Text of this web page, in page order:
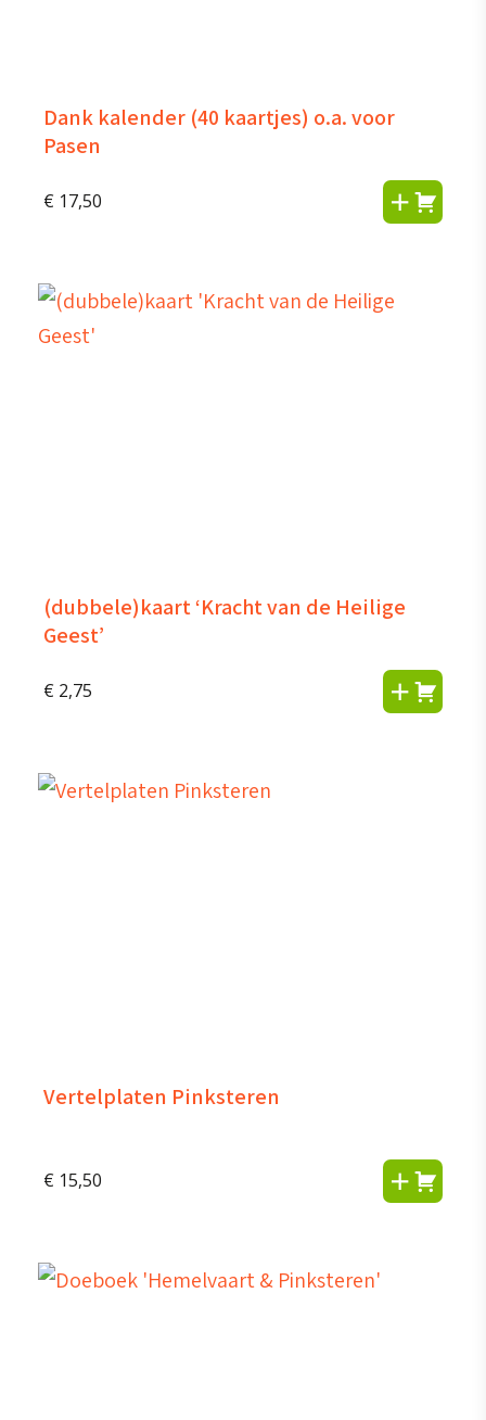
Dank kalender (40 kaartjes) o.a. voor
Pasen
€ 17,50
(dubbele)kaart ‘Kracht van de Heilige
Geest’
€ 2,75
Vertelplaten Pinksteren
€ 15,50